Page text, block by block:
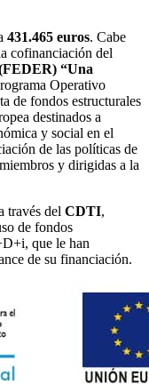
431.465 euros. Cabe
cofinanciación del
“Una
Operativo
de fondos estructurales
destinados a
y social en el
de las políticas de
y dirigidas a la
través del CDTI,
de fondos
que le han
de su financiación.